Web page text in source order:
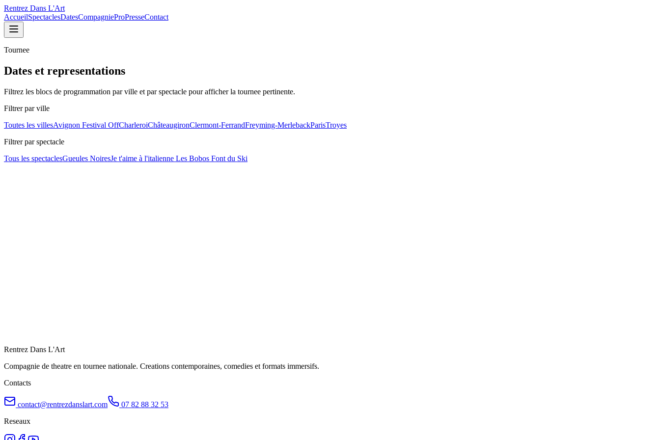
Rentrez Dans L'Art
AccueilSpectaclesDatesCompagnieProPresseContact
Tournee
Dates et representations
Filtrez les blocs de programmation par ville et par spectacle pour afficher la tournee pertinente.
Filtrer par ville
Toutes les villesAvignon Festival OffCharleroiChâteaugironClermont-FerrandFreyming-MerlebackParisTroyes
Filtrer par spectacle
Tous les spectaclesGueules NoiresJe t'aime à l'italienne Les Bobos Font du Ski
Rentrez Dans L'Art
Compagnie de theatre en tournee nationale. Creations contemporaines, comedies et formats immersifs.
Contacts
contact@rentrezdanslart.com
07 82 88 32 53
Reseaux